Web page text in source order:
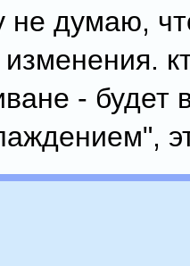
не думаю,
- будет